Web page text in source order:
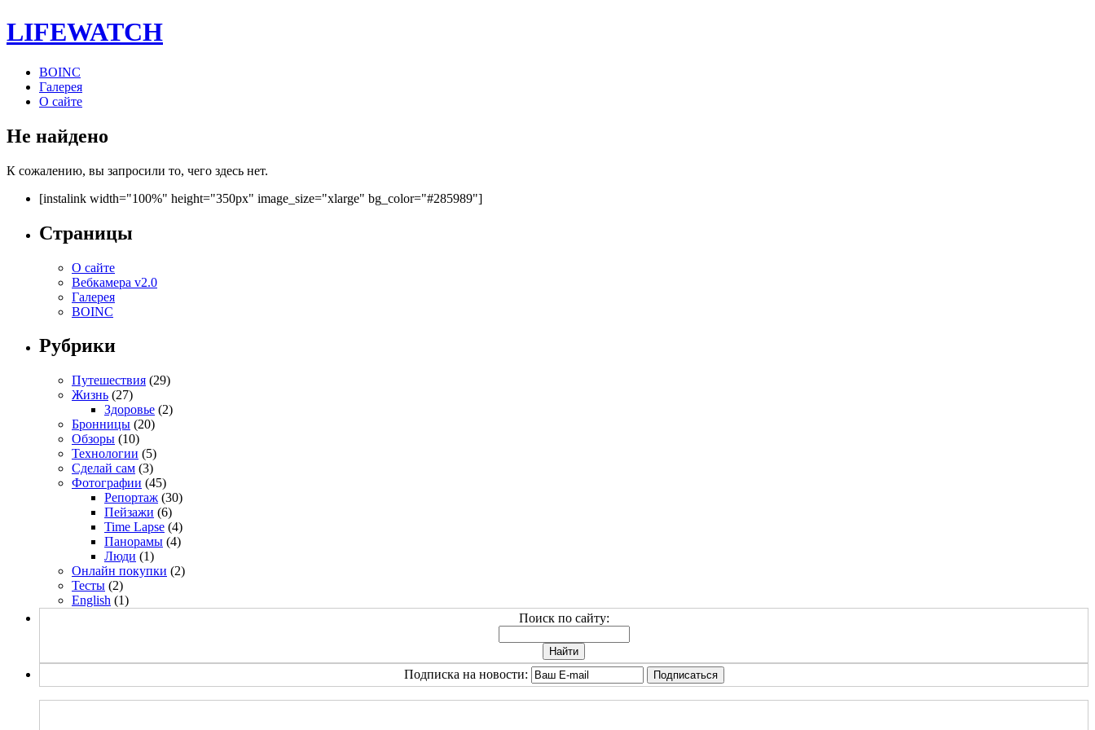
LIFEWATCH
BOINC
Галерея
О сайте
Не найдено
К сожалению, вы запросили то, чего здесь нет.
[instalink width="100%" height="350px" image_size="xlarge" bg_color="#285989"]
Страницы
О сайте
Вебкамера v2.0
Галерея
BOINC
Рубрики
Путешествия (29)
Жизнь (27)
Здоровье (2)
Бронницы (20)
Обзоры (10)
Технологии (5)
Сделай сам (3)
Фотографии (45)
Репортаж (30)
Пейзажи (6)
Time Lapse (4)
Панорамы (4)
Люди (1)
Онлайн покупки (2)
Тесты (2)
English (1)
Поиск по сайту:
Подписка на новости: